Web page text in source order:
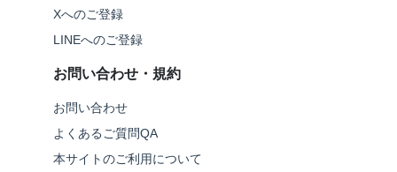
Xへのご登録
LINEへのご登録
お問い合わせ・規約
お問い合わせ
よくあるご質問QA
本サイトのご利用について